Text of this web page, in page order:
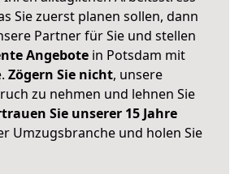
Sie zuerst planen sollen, dann
Partner für Sie und stellen
Angebote in Potsdam mit
Zögern Sie nicht, unsere
zu nehmen und lehnen Sie
Sie unserer 15 Jahre
Umzugsbranche und holen Sie